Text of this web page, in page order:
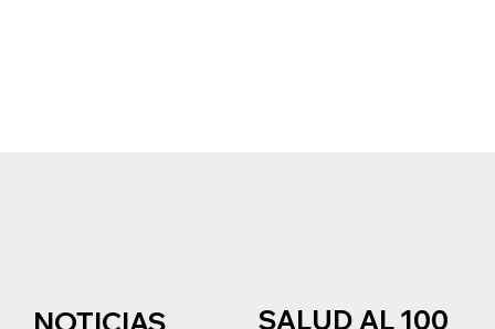
NOTICIAS SALUD AL 100